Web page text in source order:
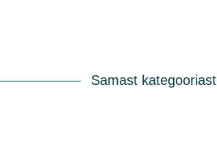
Samast kategooriast